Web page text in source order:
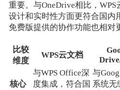
重要。与OneDrive相比，
设计和实时性方面更符合国内
免费版提供的协作功能也相对
比较
维度
WPS云文档
核心
与WPS Office深
度集成，符合国
与
系统无